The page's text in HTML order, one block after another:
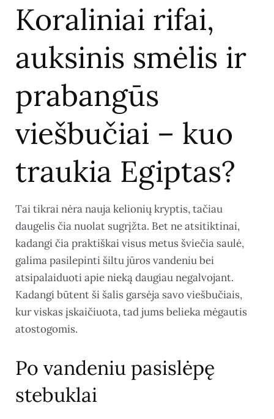
Koraliniai rifai,
auksinis smėlis ir
prabangūs
viešbučiai – kuo
traukia Egiptas?
Tai tikrai nėra nauja kelionių kryptis, tačiau
daugelis čia nuolat sugrįžta. Bet ne atsitiktinai,
kadangi čia praktiškai visus metus šviečia saulė,
galima pasilepinti šiltu jūros vandeniu bei
atsipalaiduoti apie nieką daugiau negalvojant.
Kadangi būtent ši šalis garsėja savo viešbučiais,
kur viskas įskaičiuota, tad jums belieka mėgautis
atostogomis.
Po vandeniu pasislėpę
stebuklai